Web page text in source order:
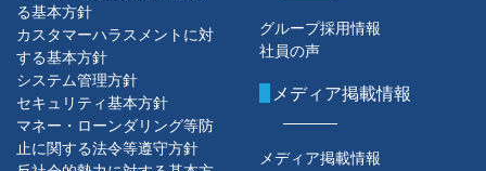
る基本方針
カスタマーハラスメントに対
する基本方針
システム管理方針
セキュリティ基本方針
マネー・ローンダリング等防
止に関する法令等遵守方針
グループ採用情報
社員の声
メディア掲載情報
メディア掲載情報